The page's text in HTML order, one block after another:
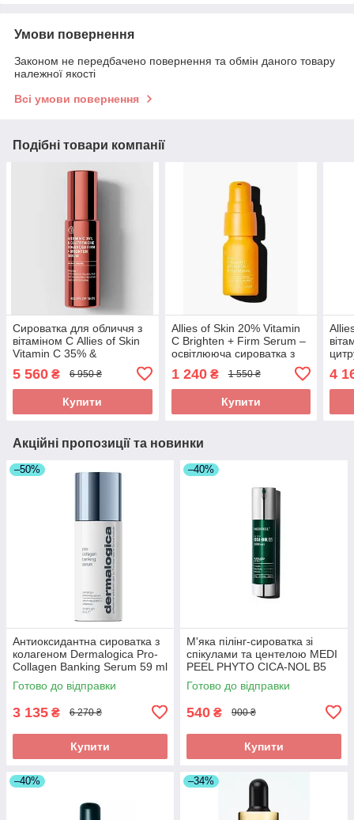
Умови повернення
Законом не передбачено повернення та обмін даного товару
належної якості
Всі умови повернення
Подібні товари компанії
Сироватка для обличчя з
вітаміном С Allies of Skin
Vitamin C 35% &
Glutathione Advanced Firm
+ Brighten Serum 30 ml
5 560 ₴ 6 950 ₴
Купити
Allies of Skin 20% Vitamin
C Brighten + Firm Serum –
освітлююча сироватка з
1 240₴ 1 550 ₴
Купити
&
4
Акційні пропозиції та новинки
–50%
Антиоксидантна сироватка з
колагеном Dermalogica Pro-
Collagen Banking Serum 59 ml
Готово до відправки
3 135 ₴ 6 270 ₴
Купити
–40%
М'яка пілінг-сироватка зі
спікулами та центелою MEDI
PEEL PHYTO CICA-NOL B5
3000 SHOT SERUM 50мл
Готово до відправки
540 ₴ 900 ₴
Купити
–40% –34%